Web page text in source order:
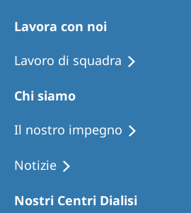
Lavora con noi
Lavoro di squadra
Chi siamo
Il nostro impegno
Notizie
Nostri Centri Dialisi